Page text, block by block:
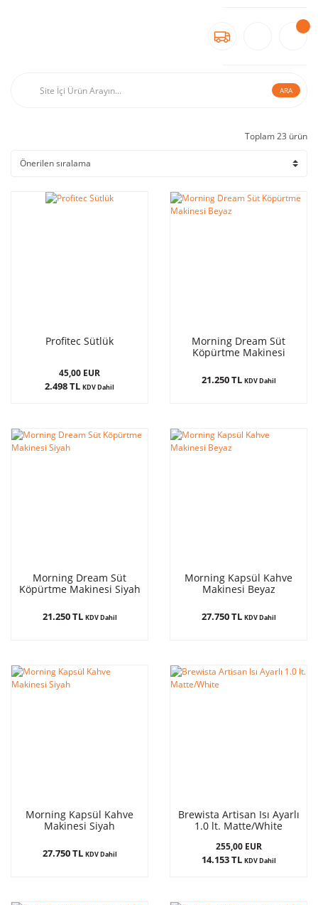
ARA
Toplam 23 ürün
Profitec Sütlük
45,00 EUR
2.498 TL KDV Dahil
Morning Dream Süt
Köpürtme Makinesi
21.250 TL KDV Dahil
Morning Dream Süt
Köpürtme Makinesi Siyah
21.250 TL KDV Dahil
Morning Kapsül Kahve
Makinesi Beyaz
27.750 TL KDV Dahil
Morning Kapsül Kahve
Makinesi Siyah
27.750 TL KDV Dahil
Brewista Artisan Isı Ayarlı
1.0 lt. Matte/White
255,00 EUR
14.153 TL KDV Dahil